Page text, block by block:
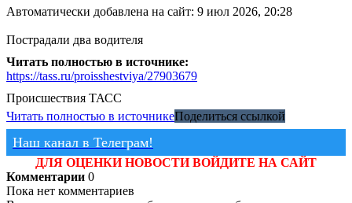
Автоматически добавлена на сайт: 9 июл 2026, 20:28
Пострадали два водителя
Читать полностью в источнике:
https://tass.ru/proisshestviya/27903679
Происшествия ТАСС
Читать полностью в источникеПоделиться ссылкой
Наш канал в Телеграм!
ДЛЯ ОЦЕНКИ НОВОСТИ ВОЙДИТЕ НА САЙТ
Комментарии 0
Пока нет комментариев